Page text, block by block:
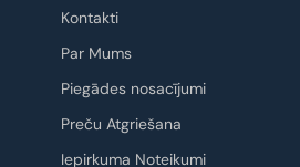
Kontakti
Par Mums
Piegādes nosacījumi
Preču Atgriešana
Iepirkuma Noteikumi